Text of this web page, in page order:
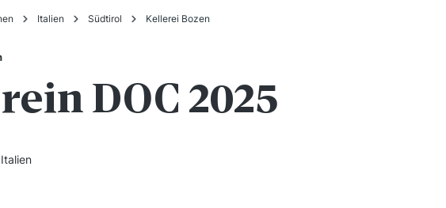
Italien Südtirol Kellerei Bozen
DOC 2025